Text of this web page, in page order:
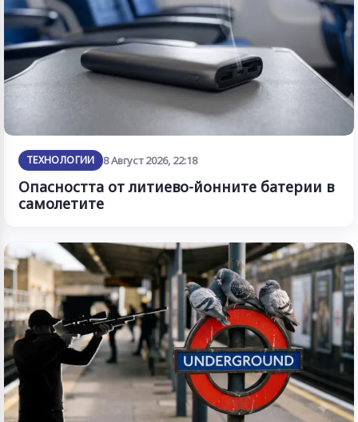
ТЕХНОЛОГИИ 8 Август 2026, 22:18
Опасността от литиево-йонните батерии в
самолетите